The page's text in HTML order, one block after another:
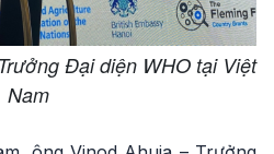
Đại diện WHO tại Việt
Nam